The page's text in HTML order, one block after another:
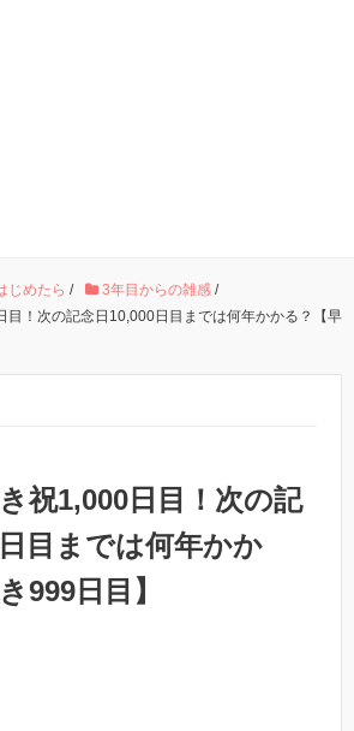
じめたら / 3年目からの雑感 /
！次の記念日10,000日目までは何年かかる？【早
祝1,000日目！次の記
目までは何年かか
999日目】